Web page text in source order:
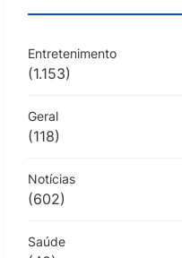
Entretenimento
(1.153)
Geral
(118)
Notícias
(602)
Saúde